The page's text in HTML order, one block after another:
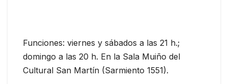
Funciones: viernes y sábados a las 21 h.;
domingo a las 20 h. En la Sala Muiño del
Cultural San Martín (Sarmiento 1551).